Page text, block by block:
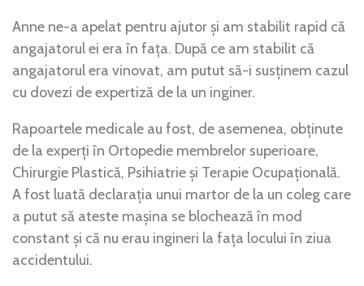
Anne ne-a apelat pentru ajutor și am stabilit rapid că
angajatorul ei era în fața. După ce am stabilit că
angajatorul era vinovat, am putut să-i susținem cazul
cu dovezi de expertiză de la un inginer.
Rapoartele medicale au fost, de asemenea, obținute
de la experți în Ortopedie membrelor superioare,
Chirurgie Plastică, Psihiatrie și Terapie Ocupațională.
A fost luată declarația unui martor de la un coleg care
a putut să ateste mașina se blochează în mod
constant și că nu erau ingineri la fața locului în ziua
accidentului.